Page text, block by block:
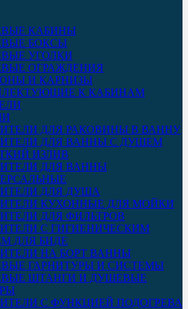
КАБИНЫ
БОКСЫ
УГОЛКИ
ОГРАЖДЕНИЯ
И КАРНИЗЫ
К КАБИНАМ
ДЛЯ РАКОВИНЫ В ВАННУ
ДЛЯ ВАННЫ С ДУШЕМ
ИЗЛИВ
ДЛЯ ВАННЫ
ДЛЯ ДУША
КУХОННЫЕ ДЛЯ МОЙКИ
ДЛЯ ФИЛЬТРОВ
С ГИГИЕНИЧЕСКИМ
ДЛЯ БИДЕ
НА БОРТ ВАННЫ
ГАРНИТУРЫ И СИСТЕМЫ
ШТАНГИ И ДУШЕВЫЕ
С ФУНКЦИЕЙ ПОДОГРЕВА